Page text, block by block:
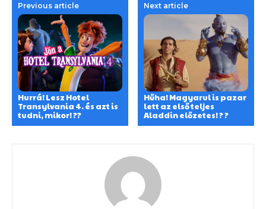
Previous article
Hurrá! Lesz Hotel
Transylvania 4. és azt is
tudni, mikor! ??
Next article
Hűha! Magyarul is pazar
lett az első teljes
Aladdin előzetes! ? ?